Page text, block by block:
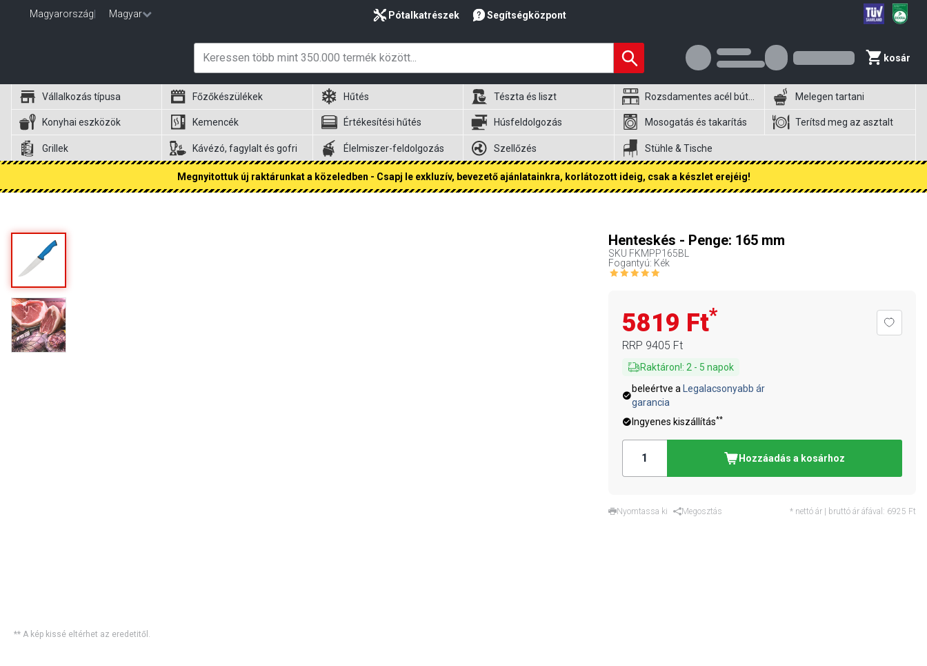
Magyarország Magyar Pótalkatrészek Segítségközpont
kosár
Vállalkozás típusa Főzőkészülékek Hűtés Tészta és liszt Rozsdamentes acél bútorok Melegen tartani
Konyhai eszközök Kemencék Értékesítési hűtés Húsfeldolgozás Mosogatás és takarítás Terítsd meg az asztalt
Grillek Kávézó, fagylalt és gofri Élelmiszer-feldolgozás Szellőzés Stühle & Tische
Megnyitottuk új raktárunkat a közeledben - Csapj le exkluzív, bevezető ajánlatainkra, korlátozott ideig, csak a készlet erejéig!
** A kép kissé eltérhet az eredetitől.
Henteskés - Penge: 165 mm
SKU FKMPP165BL
Fogantyú: Kék
5819 Ft*
RRP 9405 Ft
Raktáron!: 2 - 5 napok
beleértve a
Legalacsonyabb ár
garancia
Ingyenes kiszállítás**
Hozzáadás a kosárhoz
Nyomtassa ki Megosztás * nettó ár | bruttó ár áfával: 6925 Ft